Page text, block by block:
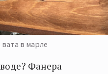
в марле
Фанера